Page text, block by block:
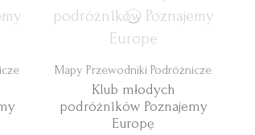
Mapy Przewodniki Podróżnicze
Klub młodych
podróżników Poznajemy
Europę